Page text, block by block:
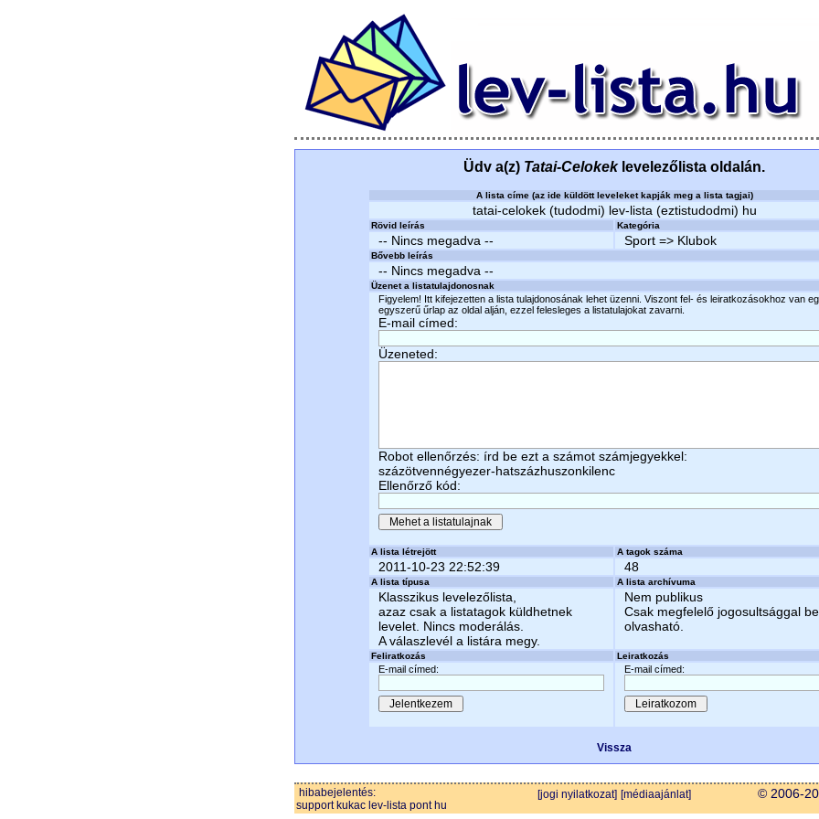
Üdv a(z) Tatai-Celokeklevelezőlista oldalán.
A lista címe (az ide küldött leveleket kapják meg a lista tagjai)
tatai-celokek (tudodmi) lev-lista (eztistudodmi) hu
Rövid leírás Kategória
-- Nincs megadva -- Sport => Klubok
Bővebb leírás
-- Nincs megadva --
Üzenet a listatulajdonosnak
Figyelem! Itt kifejezetten a lista tulajdonosának lehet üzenni. Viszont fel- és leiratkozásokhoz van
egyszerű űrlap az oldal alján, ezzel felesleges a listatulajokat zavarni.
E-mail címed:
Üzeneted:
Robot ellenőrzés: írd be ezt a számot számjegyekkel:
százötvennégyezer-hatszázhuszonkilenc
Ellenőrző kód:
A lista létrejött A tagok száma
2011-10-23 22:52:39 48
A lista típusa A lista archívuma
Klasszikus levelezőlista,
azaz csak a listatagok küldhetnek
levelet. Nincs moderálás.
A válaszlevél a listára megy.
Nem publikus
Csak megfelelő jogosultsággal
olvasható.
Feliratkozás Leiratkozás
E-mail címed: E-mail címed:
Vissza
hibabejelentés:
support kukac lev-lista pont hu
© 2006-
[jogi nyilatkozat] [médiaajánlat]